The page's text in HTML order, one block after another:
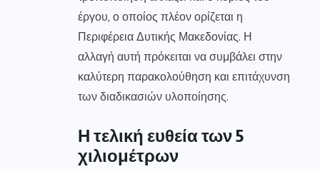
έργου, ο οποίος πλέον ορίζεται η
Περιφέρεια Δυτικής Μακεδονίας. Η
αλλαγή αυτή πρόκειται να συμβάλει στην
καλύτερη παρακολούθηση και επιτάχυνση
των διαδικασιών υλοποίησης.
Η τελική ευθεία των 5
χιλιομέτρων